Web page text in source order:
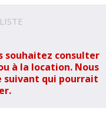
souhaitez consulter
à la location. Nous
suivant qui pourrait